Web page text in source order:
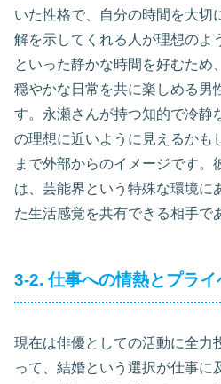
いた性格で、自分の時間を大切
解を示してくれる人が理想のよ
といった静かな時間を好むため
穏やかな日常を共に楽しめる男
す。永瀬さんが持つ知的で冷静
の理想に近いように見えるかも
まで外部からのイメージです。
は、芸能界という特殊な環境に
た生活感覚を共有できる相手で
3-2. 仕事への情熱とプラ
現在は俳優としての活動に全力
って、結婚という選択が仕事に